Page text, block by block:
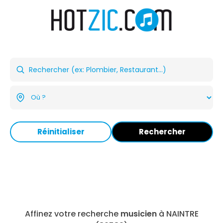
Réinitialiser Rechercher
Affinez votre recherche musicienà NAINTRE